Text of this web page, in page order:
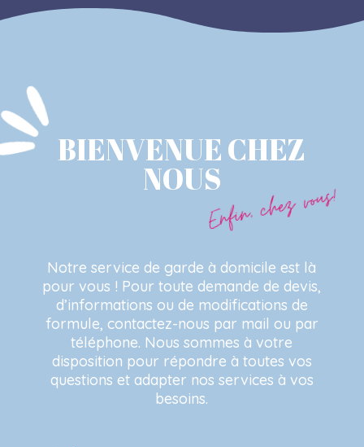
BIENVENUE CHEZ
NOUS
Enfin, chez vous!
Notre service de garde à domicile est là
pour vous ! Pour toute demande de devis,
d’informations ou de modifications de
formule, contactez-nous par mail ou par
téléphone. Nous sommes à votre
disposition pour répondre à toutes vos
questions et adapter nos services à vos
besoins.